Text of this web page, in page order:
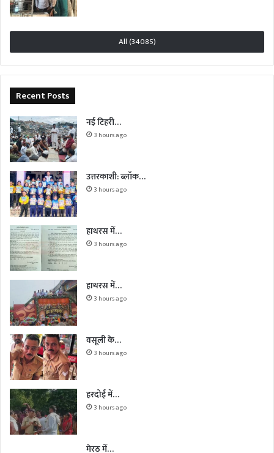
All (34085)
Recent Posts
नई टिहरी…
3 hours ago
उत्तरकाशी: ब्लॉक…
3 hours ago
हाथरस में…
3 hours ago
हाथरस में…
3 hours ago
वसूली के…
3 hours ago
हरदोई में…
3 hours ago
मेरठ में…